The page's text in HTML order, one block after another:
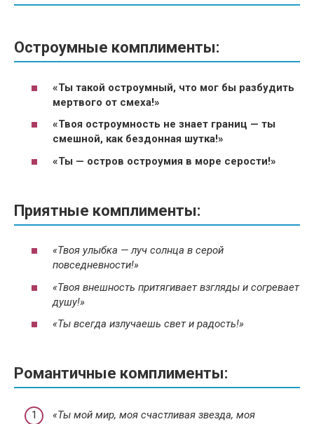
Остроумные комплименты:
«Ты такой остроумный, что мог бы разбудить
мертвого от смеха!»
«Твоя остроумность не знает границ — ты
смешной, как бездонная шутка!»
«Ты — остров остроумия в море серости!»
Приятные комплименты:
«Твоя улыбка — луч солнца в серой
повседневности!»
«Твоя внешность притягивает взгляды и согревает
душу!»
«Ты всегда излучаешь свет и радость!»
Романтичные комплименты:
«Ты мой мир, моя счастливая звезда, моя